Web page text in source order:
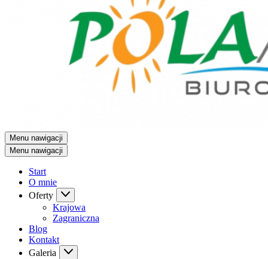
Menu nawigacji
Menu nawigacji
Start
O mnie
Oferty
Krajowa
Zagraniczna
Blog
Kontakt
Galeria